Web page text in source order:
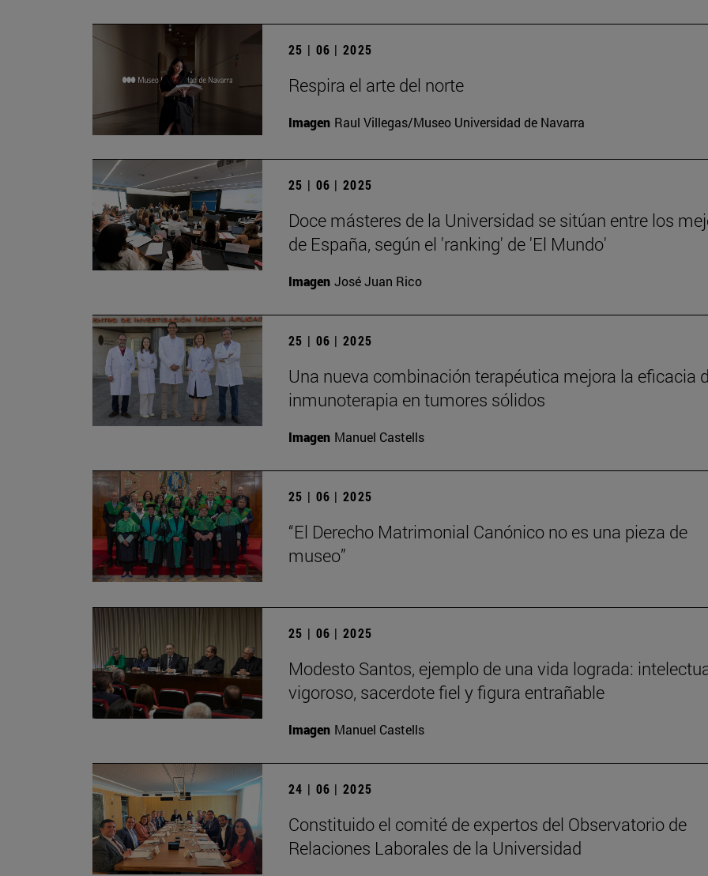
25 | 06 | 2025
Respira el arte del norte
Imagen Raul Villegas/Museo Universidad de Navarra
25 | 06 | 2025
Doce másteres de la Universidad se sitúan entre los
de España, según el 'ranking' de 'El Mundo'
Imagen José Juan Rico
25 | 06 | 2025
Una nueva combinación terapéutica mejora la eficacia
inmunoterapia en tumores sólidos
Imagen Manuel Castells
25 | 06 | 2025
“El Derecho Matrimonial Canónico no es una pieza de
museo”
25 | 06 | 2025
Modesto Santos, ejemplo de una vida lograda:
vigoroso, sacerdote fiel y figura entrañable
Imagen Manuel Castells
24 | 06 | 2025
Constituido el comité de expertos del Observatorio de
Relaciones Laborales de la Universidad